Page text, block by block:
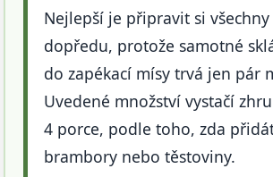
Nejlepší je připravit si
dopředu, protože samotné
do zapékací mísy trvá jen pár
Uvedené množství vystačí
4 porce, podle toho, zda
brambory nebo těstoviny.